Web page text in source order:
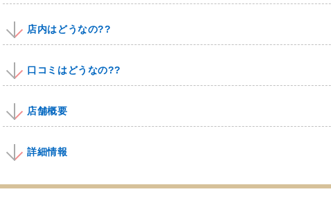
店内はどうなの??
口コミはどうなの??
店舗概要
詳細情報